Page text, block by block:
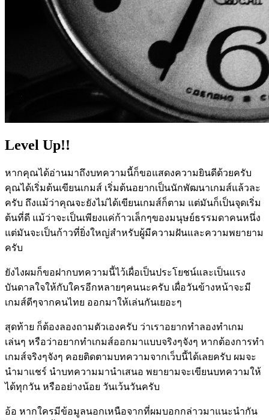
Level Up!!
หากคุณได้อ่านมาถึงบทความนี้ก็ขอแสดงความยินดีด้วยครับ
คุณได้เริ่มต้นเขียนเกมส์ เริ่มต้นอยากเป็นนักพัฒนาเกมส์แล้วละ
ครับ ถึงแม้ว่าคุณจะยังไม่ได้เขียนเกมส์ก็ตาม แต่มันก็เป็นจุดเริ่ม
ต้นที่ดี แม้ว่าจะเป็นเพียงแค่ก้าวเล็กๆของมนุษย์ธรรมดาคนหนึ่ง
แต่มันจะเป็นก้าวที่ยิ่งใหญ่สำหรับผู้มีความฝันและความพยายาม
ครับ
ยังไงผมก็ขอฝากบทความนี้ไว้เผื่อเป็นประโยชน์และเป็นแรง
บันดาลใจให้กับใครอีกหลายๆคนนะครับ เผื่อวันข้างหน้าจะมี
เกมส์ดีๆจากคนไทย ออกมาให้เล่นกันเยอะๆ
สุดท้าย ก็ต้องลองถามตัวเองครับ ว่าเราอยากทำลองทำเกม
เล่นๆ หรือว่าอยากทำเกมส์ออกมาแบบจริงๆจังๆ หากต้องการทำ
เกมส์จริงๆจังๆ คอยติดตามบทความจากเว็บนี้ได้เลยครับ ผมจะ
นำมาแชร์ นำบทความมานำเสนอ พยายามจะเขียนบทความให้
ได้ทุกวัน หรืออย่างน้อย วันเว้นวันครับ
อ้อ หากใครมีข้อมูลนอกเหนือจากที่ผมบอกกล่าวมาแนะนำกัน